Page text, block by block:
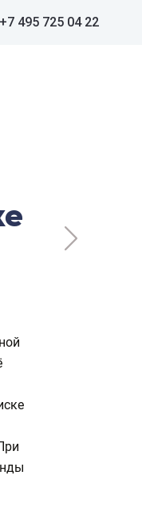
+7 495 725 04 22